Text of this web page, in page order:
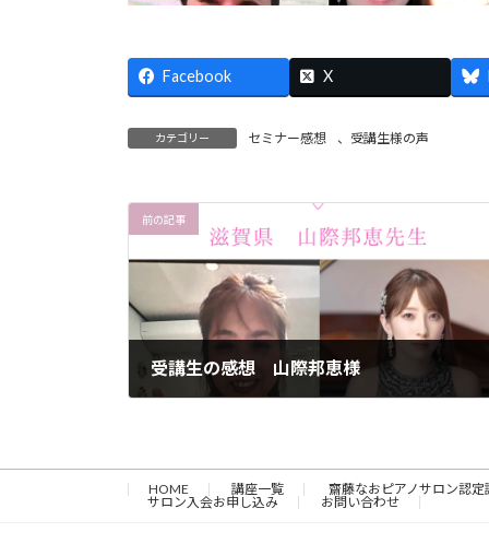
Facebook X
カテゴリー セミナー感想 、 受講生様の声
前の記事
受講生の感想 山際邦恵様
HOME 講座一覧
齋藤なおピアノサロン認定
サロン入会お申し込み
お問い合わせ